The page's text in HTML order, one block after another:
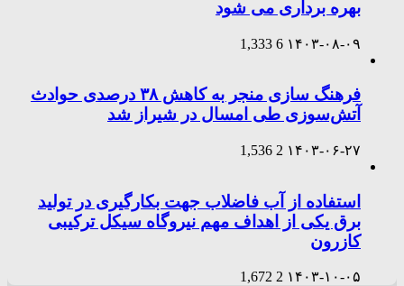
بهره برداری می شود
۱۴۰۳-۰۸-۰۹ 6
1,333
فرهنگ سازی منجر به کاهش ۳۸ درصدی حوادث
آتش‌سوزی طی امسال در شیراز شد
۱۴۰۳-۰۶-۲۷ 2
1,536
استفاده از آب فاضلاب جهت بکارگیری در تولید
برق یکی از اهداف مهم نیروگاه سیکل ترکیبی
کازرون
۱۴۰۳-۱۰-۰۵ 2
1,672